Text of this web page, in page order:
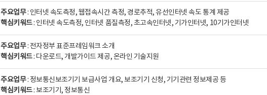
주요업무: 인터넷 속도측정, 웹접속시간 측정, 경로추적, 유선인터넷 속도 통계 제공
핵심키워드: 인터넷 속도측정, 인터넷 품질측정, 초고속인터넷, 기가인터넷, 10기가인터넷
주요업무: 전자정부 표준프레임워크 소개
핵심키워드: 다운로드, 개발가이드 제공, 온라인 기술지원
주요업무: 정보통신보조기기 보급사업 개요, 보조기기 신청, 기기관련 정보제공 등
핵심키워드: 보조기기, 정보통신